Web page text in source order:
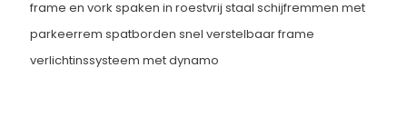
frame en vork spaken in roestvrij staal schijfremmen met
parkeerrem spatborden snel verstelbaar frame
verlichtinssysteem met dynamo